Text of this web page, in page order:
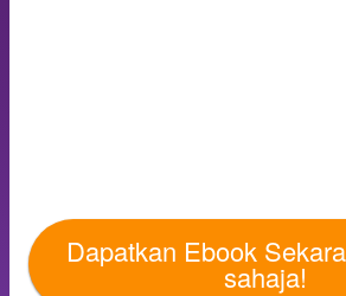
Dapatkan Ebook
sahaja!